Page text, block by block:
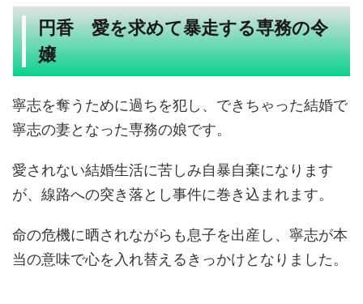
円香 愛を求めて暴走する専務の令
嬢
寧志を奪うために過ちを犯し、できちゃった結婚で
寧志の妻となった専務の娘です。
愛されない結婚生活に苦しみ自暴自棄になります
が、線路への突き落とし事件に巻き込まれます。
命の危機に晒されながらも息子を出産し、寧志が本
当の意味で心を入れ替えるきっかけとなりました。